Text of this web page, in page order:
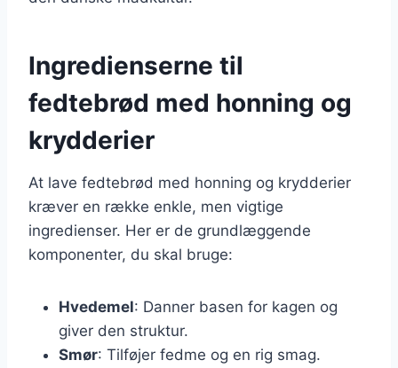
Ingredienserne til
fedtebrød med honning og
krydderier
At lave fedtebrød med honning og krydderier
kræver en række enkle, men vigtige
ingredienser. Her er de grundlæggende
komponenter, du skal bruge:
Hvedemel: Danner basen for kagen og
giver den struktur.
Smør: Tilføjer fedme og en rig smag.